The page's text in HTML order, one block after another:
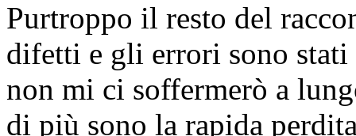
Purtroppo il resto del
difetti e gli errori sono
non mi ci soffermerò a
di più sono la rapida